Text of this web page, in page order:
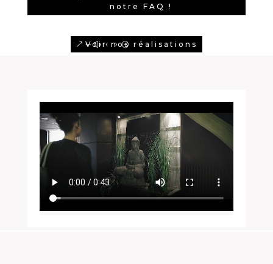
notre FAQ !
Voir nos réalisations